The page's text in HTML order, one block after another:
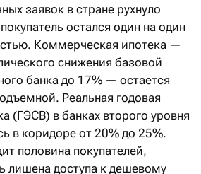
заявок в стране рухнуло
остался один на один
Коммерческая ипотека —
снижения базовой
банка до 17% — остается
Реальная годовая
(ГЭСВ) в банках второго уровня
в коридоре от 20% до 25%.
половина покупателей,
лишена доступа к дешевому